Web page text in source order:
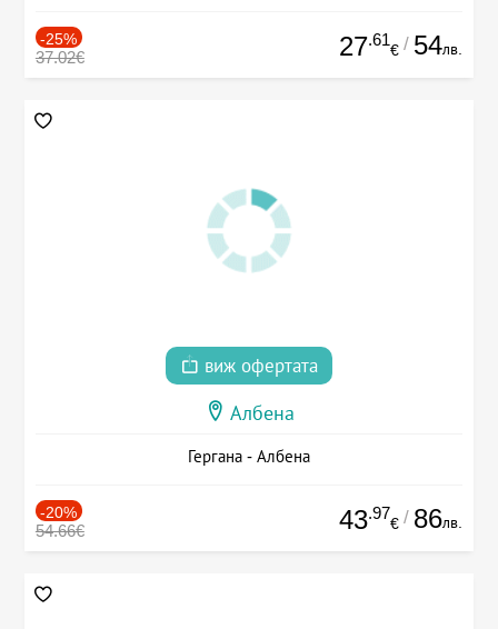
-25%
37.02€ 27.61
€ / 54лв.
виж офертата
Албена
Гергана - Албена
-20%
54.66€ 43.97
€ / 86лв.